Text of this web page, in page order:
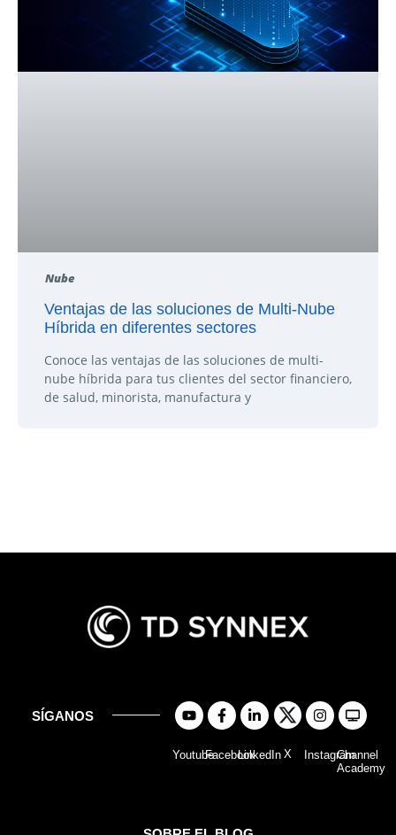
Nube
Ventajas de las soluciones de Multi-Nube
Híbrida en diferentes sectores
Conoce las ventajas de las soluciones de multi-
nube híbrida para tus clientes del sector financiero,
de salud, minorista, manufactura y
SÍGANOS
YoutubeFacebookLinkedIn X InstagramChannel
Academy